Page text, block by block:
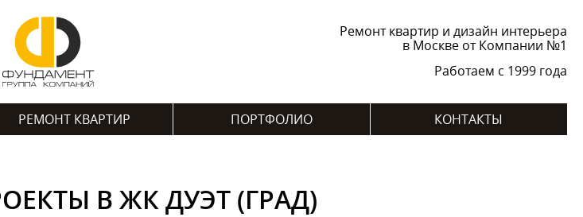
Ремонт квартир и дизайн интерьера
в Москве от Компании №1
Работаем с 1999 года
РЕМОНТ КВАРТИР ПОРТФОЛИО КОНТАКТЫ
В ЖК ДУЭТ (ГРАД)